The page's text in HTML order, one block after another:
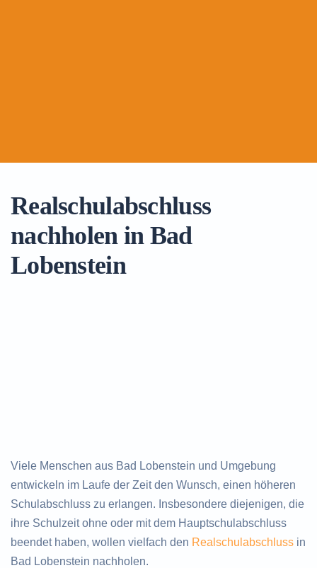
Realschulabschluss
nachholen in Bad
Lobenstein
Viele Menschen aus Bad Lobenstein und Umgebung
entwickeln im Laufe der Zeit den Wunsch, einen höheren
Schulabschluss zu erlangen. Insbesondere diejenigen, die
ihre Schulzeit ohne oder mit dem Hauptschulabschluss
beendet haben, wollen vielfach den Realschulabschluss in
Bad Lobenstein nachholen.